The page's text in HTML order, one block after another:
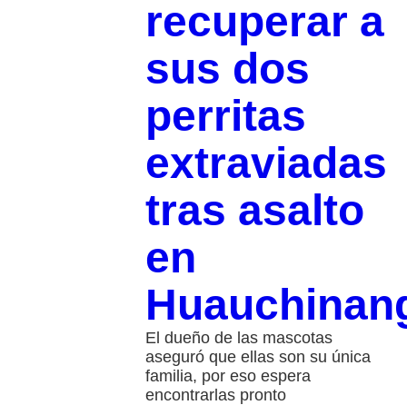
recuperar a
sus dos
perritas
extraviadas
tras asalto
en
El dueño de las mascotas
aseguró que ellas son su única
familia, por eso espera
encontrarlas pronto